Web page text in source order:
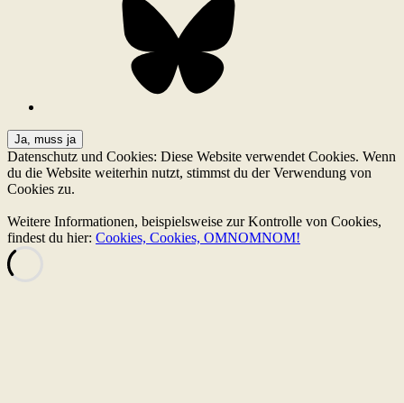
Datenschutz und Cookies: Diese Website verwendet Cookies. Wenn
du die Website weiterhin nutzt, stimmst du der Verwendung von
Cookies zu.
Weitere Informationen, beispielsweise zur Kontrolle von Cookies,
findest du hier: Cookies, Cookies, OMNOMNOM!